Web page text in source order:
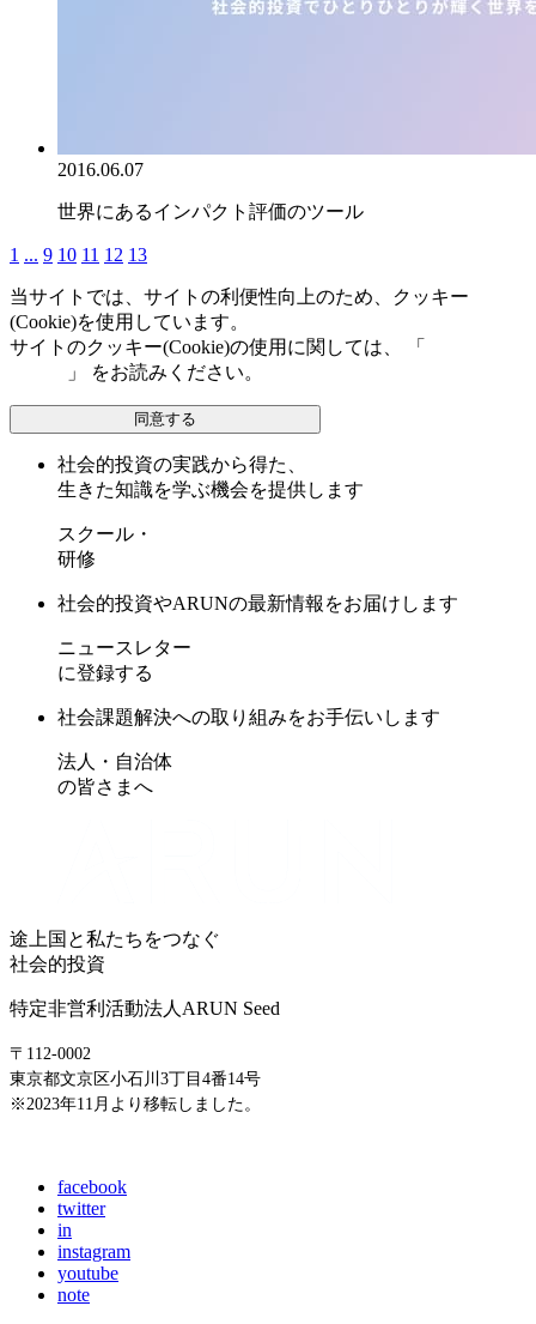
2016.06.07
世界にあるインパクト評価のツール
1 ... 9 10 11 12 13
当サイトでは、サイトの利便性向上のため、クッキー
(Cookie)を使用しています。
サイトのクッキー(Cookie)の使用に関しては、 「
」 をお読みください。
同意する
社会的投資の実践から得た、
生きた知識を学ぶ機会を提供します
スクール・
研修
社会的投資やARUNの最新情報をお届けします
ニュースレター
に登録する
社会課題解決への取り組みをお手伝いします
法人・自治体
の皆さまへ
途上国と私たちをつなぐ
社会的投資
特定非営利活動法人ARUN Seed
〒112-0002
東京都文京区小石川3丁目4番14号
※2023年11月より移転しました。
facebook
twitter
in
instagram
youtube
note